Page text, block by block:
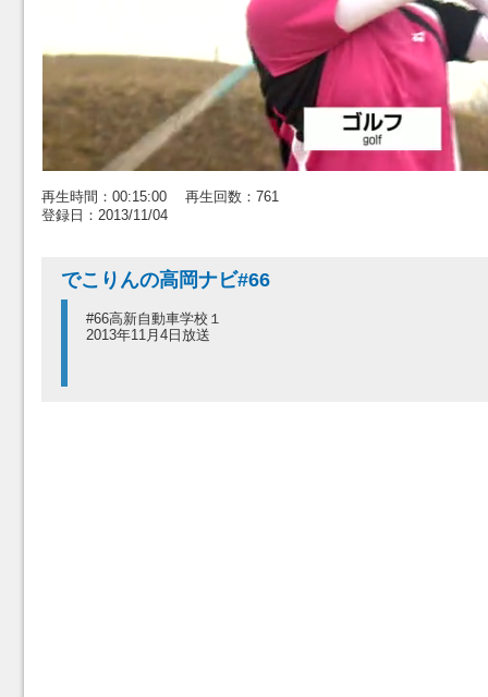
再生時間：00:15:00 再生回数：761
登録日：2013/11/04
でこりんの高岡ナビ#66
#66高新自動車学校１
2013年11月4日放送